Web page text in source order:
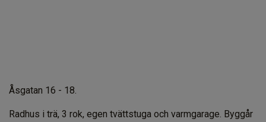
Åsgatan 16 - 18.
Radhus i trä, 3 rok, egen tvättstuga och varmgarage. Byggår